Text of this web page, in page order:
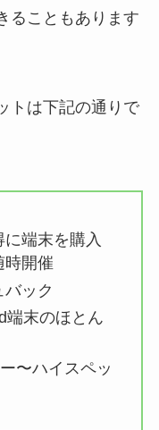
ることもあります
トは下記の通りで
端末を購入
時開催
ック
端末のほとん
〜ハイスペッ